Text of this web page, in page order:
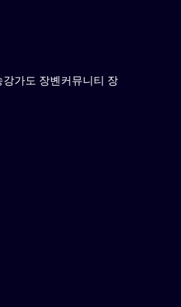
가도 장볜커뮤니티 장